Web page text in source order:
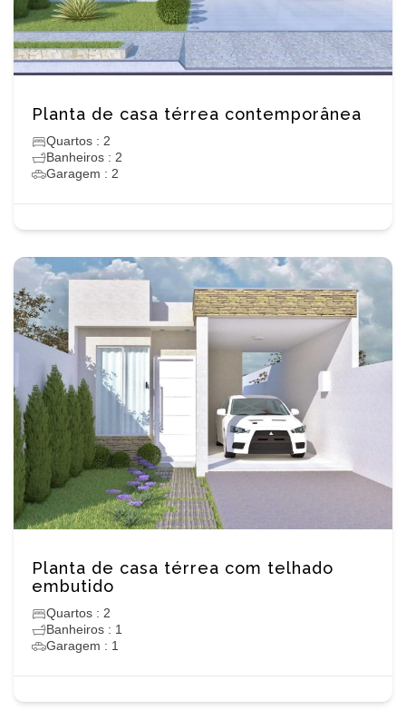
Planta de casa térrea contemporânea
Quartos : 2
Banheiros : 2
Garagem : 2
Planta de casa térrea com telhado
embutido
Quartos : 2
Banheiros : 1
Garagem : 1